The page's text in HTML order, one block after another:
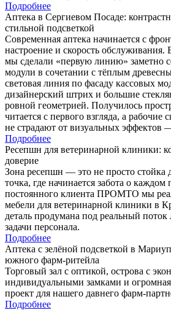
Подробнее
Аптека в Сергиевом Посаде:
стильной подсветкой
Современная аптека начинается с
настроение и скорость
мы сделали «первую линию» заметно
модули в сочетании с тёплым
световая линия по фасаду кассовых
дизайнерский штрих и большие
ровной геометрией. Получилось
читается с первого взгляда, а рабочие
не страдают от визуальных эффектов
Подробнее
Ресепшн для ветеринарной клиники:
доверие
Зона ресепшн — это не просто стойка
точка, где начинается забота о каждом
постоянного клиента ПРОМТО мы
мебели для ветеринарной клиники в
деталь продумана под реальный
задачи персонала.
Подробнее
Аптека с зелёной подсветкой в
южного фарм-ритейла
Торговый зал с оптикой, острова с
индивидуальными замками и
проект для нашего давнего фарм-
Подробнее